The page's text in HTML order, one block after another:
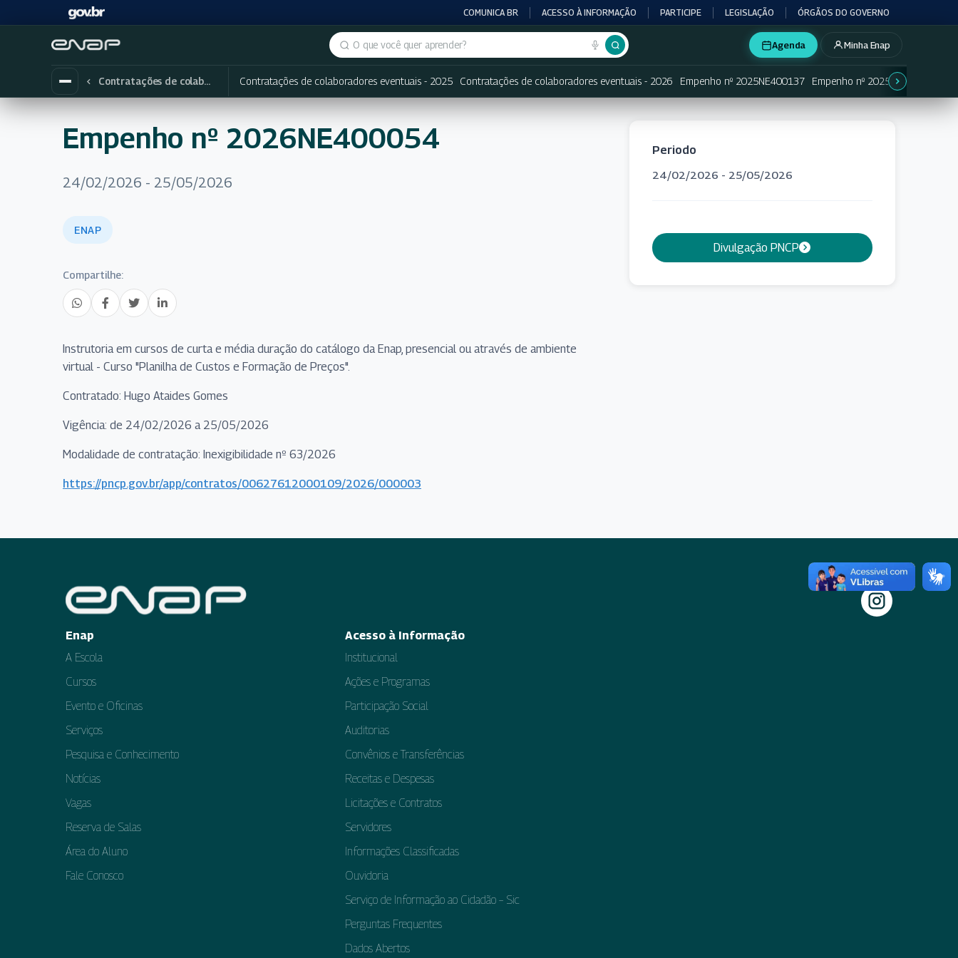
COMUNICA BR ACESSO À INFORMAÇÃO PARTICIPE LEGISLAÇÃO ÓRGÃOS DO GOVERNO
Buscar no portal
Agenda Minha Enap
Contratações de colaboradores eventuais Contratações de colaboradores eventuais - 2025 Contratações de colaboradores eventuais - 2026 Empenho nº 2025NE400137 Empenho nº 2025NE400138
Empenho nº 2026NE400054
24/02/2026 - 25/05/2026
ENAP
Compartilhe:
Instrutoria em cursos de curta e média duração do catálogo da Enap, presencial ou através de ambiente
virtual - Curso "Planilha de Custos e Formação de Preços".
Contratado: Hugo Ataides Gomes
Vigência: de 24/02/2026 a 25/05/2026
Modalidade de contratação: Inexigibilidade nº 63/2026
https://pncp.gov.br/app/contratos/00627612000109/2026/000003
Periodo
24/02/2026 - 25/05/2026
Divulgação PNCP
Enap
A Escola
Cursos
Evento e Oficinas
Serviços
Pesquisa e Conhecimento
Notícias
Vagas
Reserva de Salas
Área do Aluno
Fale Conosco
Acesso à Informação
Institucional
Ações e Programas
Participação Social
Auditorias
Convênios e Transferências
Receitas e Despesas
Licitações e Contratos
Servidores
Informações Classificadas
Ouvidoria
Serviço de Informação ao Cidadão – Sic
Perguntas Frequentes
Dados Abertos